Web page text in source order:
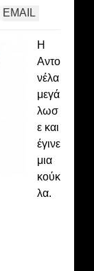
EMAIL
Η
Αντο
νέλα
μεγά
λωσ
ε και
έγινε
μια
κούκ
λα.